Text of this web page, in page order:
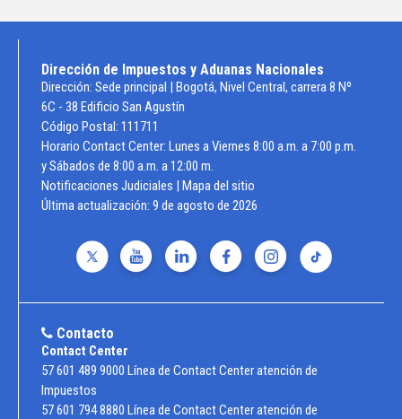
Dirección de Impuestos y Aduanas Nacionales
Dirección: Sede principal | Bogotá, Nivel Central, carrera 8 Nº
6C - 38 Edificio San Agustín
Código Postal: 111711
Horario Contact Center: Lunes a Viernes 8:00 a.m. a 7:00 p.m.
y Sábados de 8:00 a.m. a 12:00 m.
Notificaciones Judiciales | Mapa del sitio
Última actualización: 9 de agosto de 2026
Contacto
Contact Center
57 601 489 9000 Línea de Contact Center atención de
Impuestos
57 601 794 8880 Línea de Contact Center atención de